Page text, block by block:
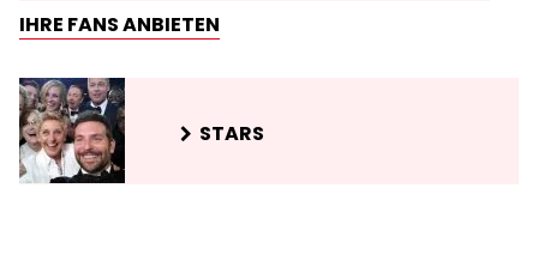
IHRE FANS ANBIETEN
STARS